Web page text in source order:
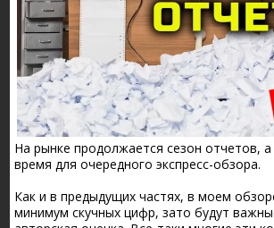
На рынке продолжается сезон отчетов,
время для очередного экспресс-обзора.
Как и в предыдущих частях, в моем
минимум скучных цифр, зато будут